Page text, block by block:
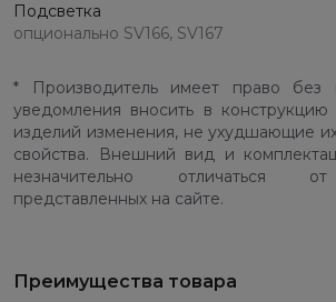
Подсветка
опционально SV166, SV167
* Производитель имеет право без
уведомления вносить в конструкцию
изделий изменения, не ухудшающие
свойства. Внешний вид и
незначительно отличаться
представленных на сайте.
Преимущества товара